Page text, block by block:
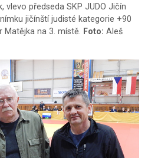
vlevo předseda SKP JUDO Jičín
jičínští judisté kategorie +90
Matějka na 3. místě. Foto: Aleš